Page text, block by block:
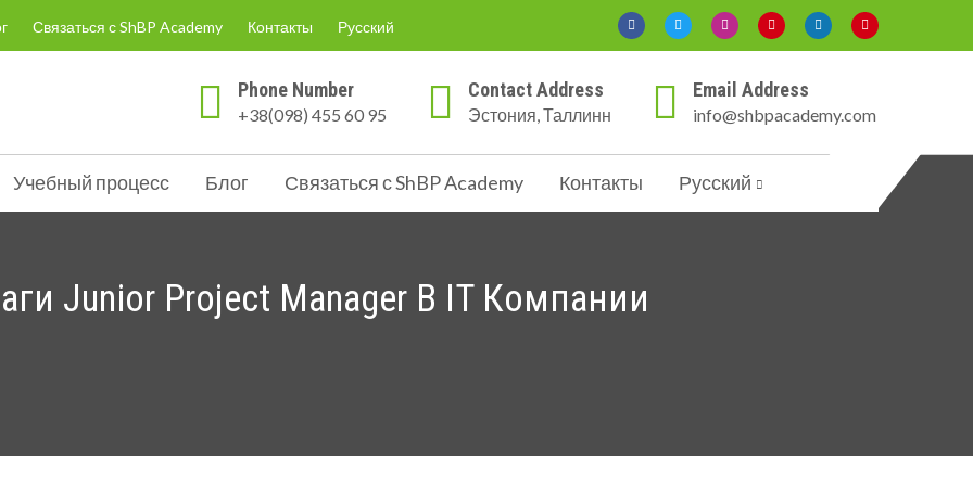
Связаться с ShBP Academy Контакты Русский
и по востребованным на рынке направлениям.
Phone Number
+38(098) 455 60 95
Contact Address
Эстония, Таллинн
Email Address
info@shbpacademy.com
Учебный процесс Блог Связаться с ShBP Academy Контакты Русский
Junior Project Manager В IT Компании